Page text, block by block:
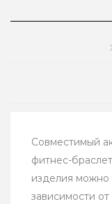
Совместимый
фитнес-
изделия можно
зависимости